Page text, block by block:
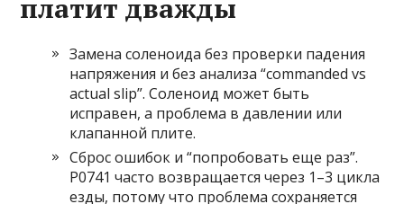
платит дважды
Замена соленоида без проверки падения
напряжения и без анализа “commanded vs
actual slip”. Соленоид может быть
исправен, а проблема в давлении или
клапанной плите.
Сброс ошибок и “попробовать еще раз”.
P0741 часто возвращается через 1–3 цикла
езды, потому что проблема сохраняется